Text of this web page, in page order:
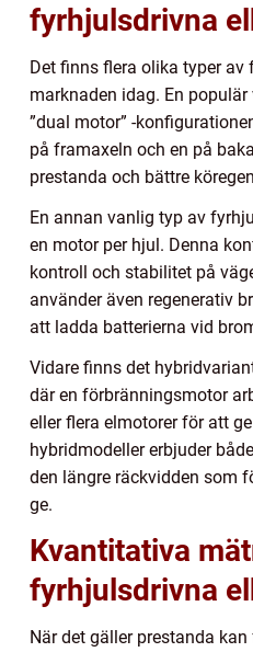
fyrhjulsdrivna
Det finns flera olika typer
marknaden idag. En
”dual motor” -
på framaxeln och en på
prestanda och bättre
En annan vanlig typ av
en motor per hjul. Denna
kontroll och stabilitet på
använder även regenerativ
att ladda batterierna vid
Vidare finns det
där en förbränningsmotor
eller flera elmotorer för att
hybridmodeller erbjuder
den längre räckvidden som
ge.
Kvantitativa
fyrhjulsdrivna
När det gäller prestanda